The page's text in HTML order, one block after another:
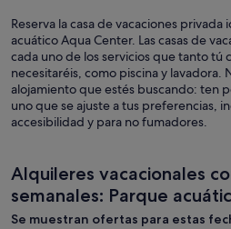
Reserva la casa de vacaciones privada
acuático Aqua Center. Las casas de
cada uno de los servicios que tanto tú
necesitaréis, como piscina y lavadora.
alojamiento que estés buscando: ten
uno que se ajuste a tus preferencias,
accesibilidad y para no fumadores.
Alquileres vacacionales
semanales: Parque
Se muestran ofertas para estas